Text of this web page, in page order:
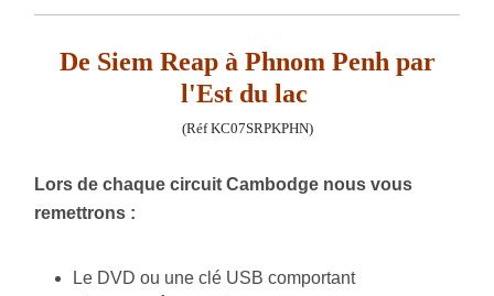
De Siem Reap à Phnom Penh par
l'Est du lac
(Réf KC07SRPKPHN)
Lors de chaque circuit Cambodge nous vous
remettrons :
Le DVD ou une clé USB comportant